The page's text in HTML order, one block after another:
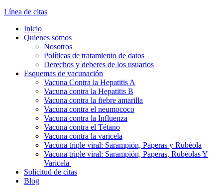
Línea de citas
Inicio
Quienes somos
Nosotros
Políticas de tratamiento de datos
Derechos y deberes de los usuarios
Esquemas de vacunación
Vacuna Contra la Hepatitis A
Vacuna contra la Hepatitis B
Vacuna contra la fiebre amarilla
Vacuna contra el neumococo
Vacuna contra la Influenza
Vacuna contra el Tétano
Vacuna contra la varicela
Vacuna triple viral: Sarampión, Paperas y Rubéola
Vacuna triple viral: Sarampión, Paperas, Rubéolas Y
Varicela
Solicitud de citas
Blog